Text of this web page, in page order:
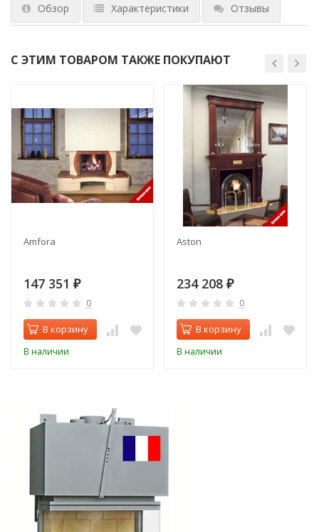
Обзор Характеристики Отзывы
С ЭТИМ ТОВАРОМ ТАКЖЕ ПОКУПАЮТ
Amfora
147 351 ₽
0
В корзину
В наличии
Aston
234 208 ₽
0
В корзину
В наличии